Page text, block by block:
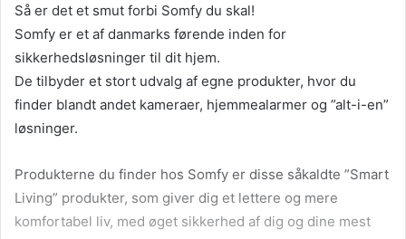
Så er det et smut forbi Somfy du skal!
Somfy er et af danmarks førende inden for
sikkerhedsløsninger til dit hjem.
De tilbyder et stort udvalg af egne produkter, hvor du
finder blandt andet kameraer, hjemmealarmer og ”alt-i-en”
løsninger.
Produkterne du finder hos Somfy er disse såkaldte ”Smart
Living” produkter, som giver dig et lettere og mere
komfortabel liv, med øget sikkerhed af dig og dine mest